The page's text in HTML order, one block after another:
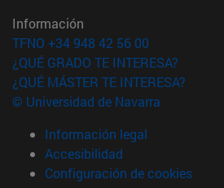
Información
TFNO +34 948 42 56 00
¿QUÉ GRADO TE INTERESA?
¿QUÉ MÁSTER TE INTERESA?
© Universidad de Navarra
Información legal
Accesibilidad
Configuración de cookies